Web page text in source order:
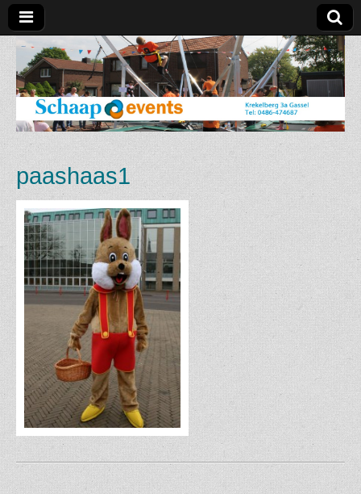
Schaap
Events
paashaas1